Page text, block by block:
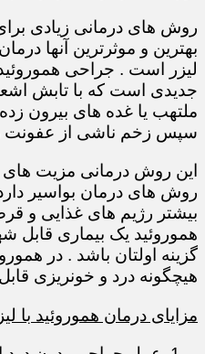
روش های درمانی زیادی
بهترین و موثرترین آنها
لیزر است . جراحی
جدیدی است که با تابش
ملتهب یا غده های بیرون
سپس زخم ناشی از عفونت
این روش درمانی مزیت های
روش های درمان بواسیر
بیشتر رژیم های غذایی و
هموروئید یک بیماری
گزینه اولتان باشد . در
هیچگونه درد و خونریزی
مزایای درمان هموروئید با